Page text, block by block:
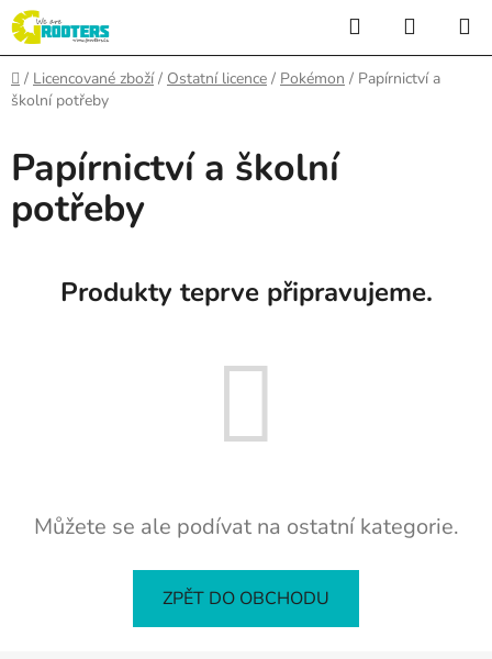
Přejít
na
obsah
Hledat
KOŠÍK
Domů
/ Licencované zboží / Ostatní licence / Pokémon / Papírnictví a
školní potřeby
Papírnictví a školní
potřeby
Produkty teprve připravujeme.
Můžete se ale podívat na ostatní kategorie.
ZPĚT DO OBCHODU